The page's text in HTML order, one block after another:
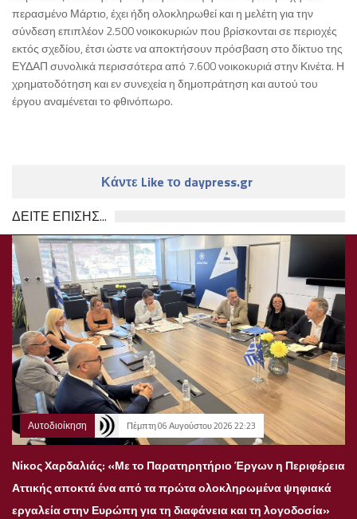
περασμένο Μάρτιο, έχει ήδη ολοκληρωθεί και η μελέτη για την
σύνδεση επιπλέον 2.500 νοικοκυριών που βρίσκονται σε περιοχές
εκτός σχεδίου, έτσι ώστε να αποκτήσουν πρόσβαση στο δίκτυο της
ΕΥΔΑΠ συνολικά περισσότερα από 7.600 νοικοκυριά στην Κινέτα. Η
χρηματοδότηση και εν συνεχεία η δημοπράτηση και αυτού του
έργου αναμένεται το φθινόπωρο.
Κάντε Like το daypress.gr
ΔΕΙΤΕ ΕΠΙΣΗΣ...
Αυτοδιοίκηση Πέμπτη 06 Αυγούστου 2026 22:23
Νίκος Χαρδαλιάς: «Με το Παρατηρητήριο Έργων η Περιφέρεια
Αττικής αποκτά ένα από τα πρώτα ολοκληρωμένα ψηφιακά
εργαλεία στην Ευρώπη για τη διαφάνεια και τη λογοδοσία»